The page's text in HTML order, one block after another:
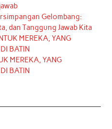
Gelombang:
dan Tanggung Jawab Kita
MEREKA, YANG
BATIN
MEREKA, YANG
BATIN